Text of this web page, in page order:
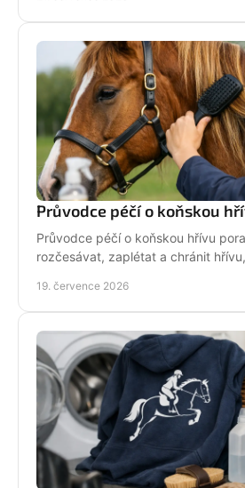
Průvodce péčí o koňskou
Průvodce péčí o koňskou hřívu
rozčesávat, zaplétat a chránit
19. července 2026